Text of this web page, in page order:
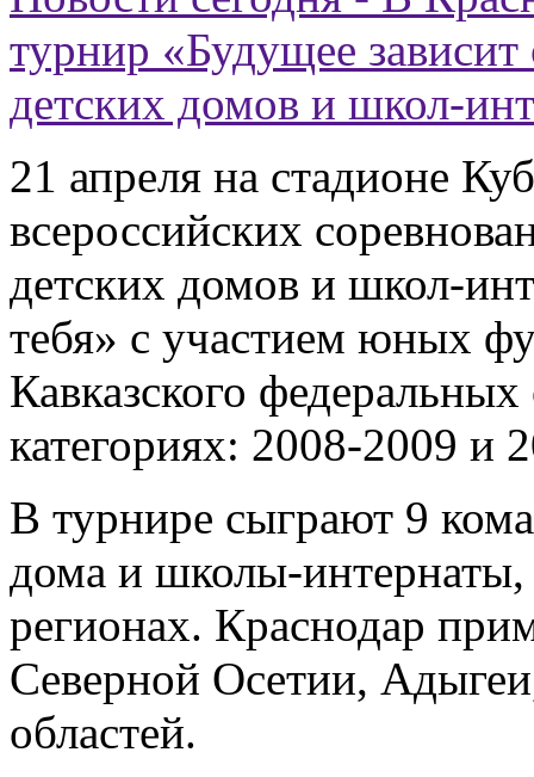
турнир «Будущее зависит
детских домов и школ-
21 апреля на стадионе
всероссийских
детских домов и школ-
тебя» с участием юных
Кавказского
категориях: 2008-2009 и
В турнире сыграют 9
дома и школы-интернаты,
регионах. Краснодар
Северной Осетии,
областей.